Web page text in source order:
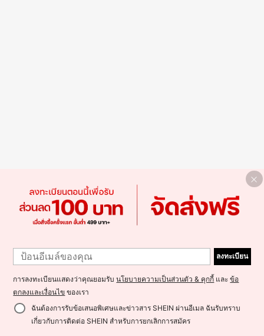
ลงทะเบียน
การลงทะเบียนแสดงว่าคุณยอมรับนโยบายความเป็นส่วนตัว & คุกกี้ และข้อ
ตกลงและเงื่อนไข ของเรา
ฉันต้องการรับข้อเสนอพิเศษและข่าวสาร SHEIN ผ่านอีเมล ฉันรับทราบ
เกี่ยวกับการติดต่อ SHEIN สำหรับการยกเลิกการสมัคร